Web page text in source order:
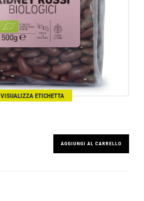
VISUALIZZA ETICHETTA
AGGIUNGI AL CARRELLO